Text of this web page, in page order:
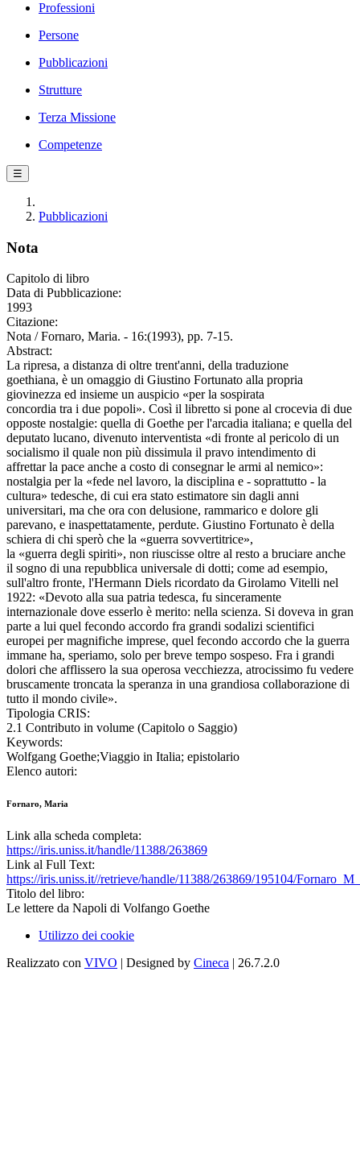
Professioni
Persone
Pubblicazioni
Strutture
Terza Missione
Competenze
☰
Pubblicazioni
Nota
Capitolo di libro
Data di Pubblicazione:
1993
Citazione:
Nota / Fornaro, Maria. - 16:(1993), pp. 7-15.
Abstract:
La ripresa, a distanza di oltre trent'anni, della traduzione
goethiana, è un omaggio di Giustino Fortunato alla propria
giovinezza ed insieme un auspicio «per la sospirata
concordia tra i due popoli». Così il libretto si pone al crocevia di due
opposte nostalgie: quella di Goethe per l'arcadia italiana; e quella del
deputato lucano, divenuto interventista «di fronte al pericolo di un
socialismo il quale non più dissimula il pravo intendimento di
affrettar la pace anche a costo di consegnar le armi al nemico»:
nostalgia per la «fede nel lavoro, la disciplina e - soprattutto - la
cultura» tedesche, di cui era stato estimatore sin dagli anni
universitari, ma che ora con delusione, rammarico e dolore gli
parevano, e inaspettatamente, perdute. Giustino Fortunato è della
schiera di chi sperò che la «guerra sovvertitrice»,
la «guerra degli spiriti», non riuscisse oltre al resto a bruciare anche
il sogno di una repubblica universale di dotti; come ad esempio,
sull'altro fronte, l'Hermann Diels ricordato da Girolamo Vitelli nel
1922: «Devoto alla sua patria tedesca, fu sinceramente
internazionale dove esserlo è merito: nella scienza. Si doveva in gran
parte a lui quel fecondo accordo fra grandi sodalizi scientifici
europei per magnifiche imprese, quel fecondo accordo che la guerra
immane ha, speriamo, solo per breve tempo sospeso. Fra i grandi
dolori che afflissero la sua operosa vecchiezza, atrocissimo fu vedere
bruscamente troncata la speranza in una grandiosa collaborazione di
tutto il mondo civile».
Tipologia CRIS:
2.1 Contributo in volume (Capitolo o Saggio)
Keywords:
Wolfgang Goethe;Viaggio in Italia; epistolario
Elenco autori:
Fornaro, Maria
Link alla scheda completa:
https://iris.uniss.it/handle/11388/263869
Link al Full Text:
https://iris.uniss.it//retrieve/handle/11388/263869/195104/
Titolo del libro:
Le lettere da Napoli di Volfango Goethe
Utilizzo dei cookie
Realizzato con VIVO | Designed by Cineca | 26.7.2.0